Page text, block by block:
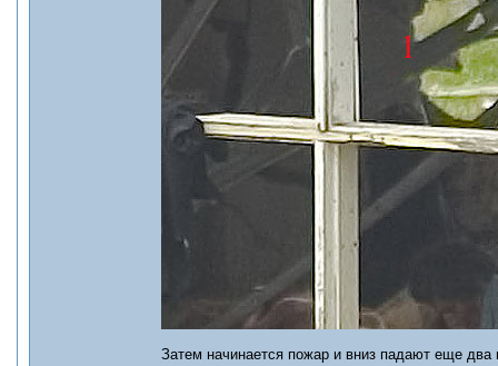
Затем начинается пожар и вниз падают еще